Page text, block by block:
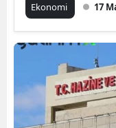
Ekonomi 17